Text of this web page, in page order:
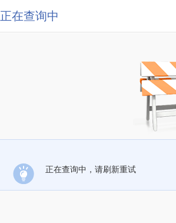
正在查询中
正在查询中，请刷新重试